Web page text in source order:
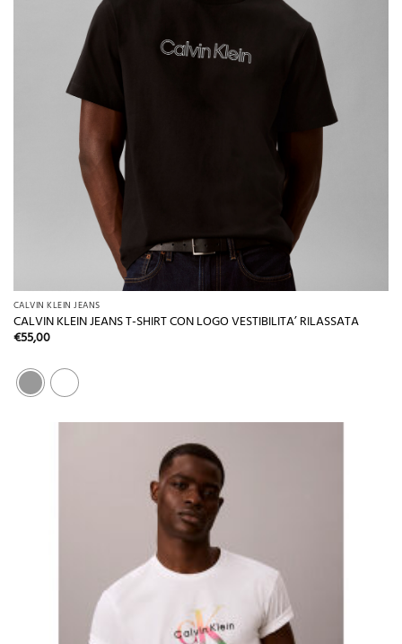
CALVIN KLEIN JEANS
CALVIN KLEIN JEANS T-SHIRT CON LOGO VESTIBILITA’ RILASSATA
€55,00